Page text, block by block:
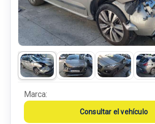
Marca:
Consultar el vehículo